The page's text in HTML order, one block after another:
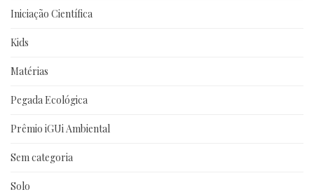
Iniciação Científica
Kids
Matérias
Pegada Ecológica
Prêmio iGUi Ambiental
Sem categoria
Solo